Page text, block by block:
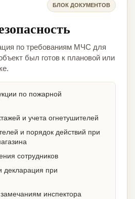
БЛОК ДОКУМЕНТОВ
по требованиям МЧС для
был готов к плановой или
по пожарной
и учета огнетушителей
и порядок действий при
сотрудников
декларация при
инспектора